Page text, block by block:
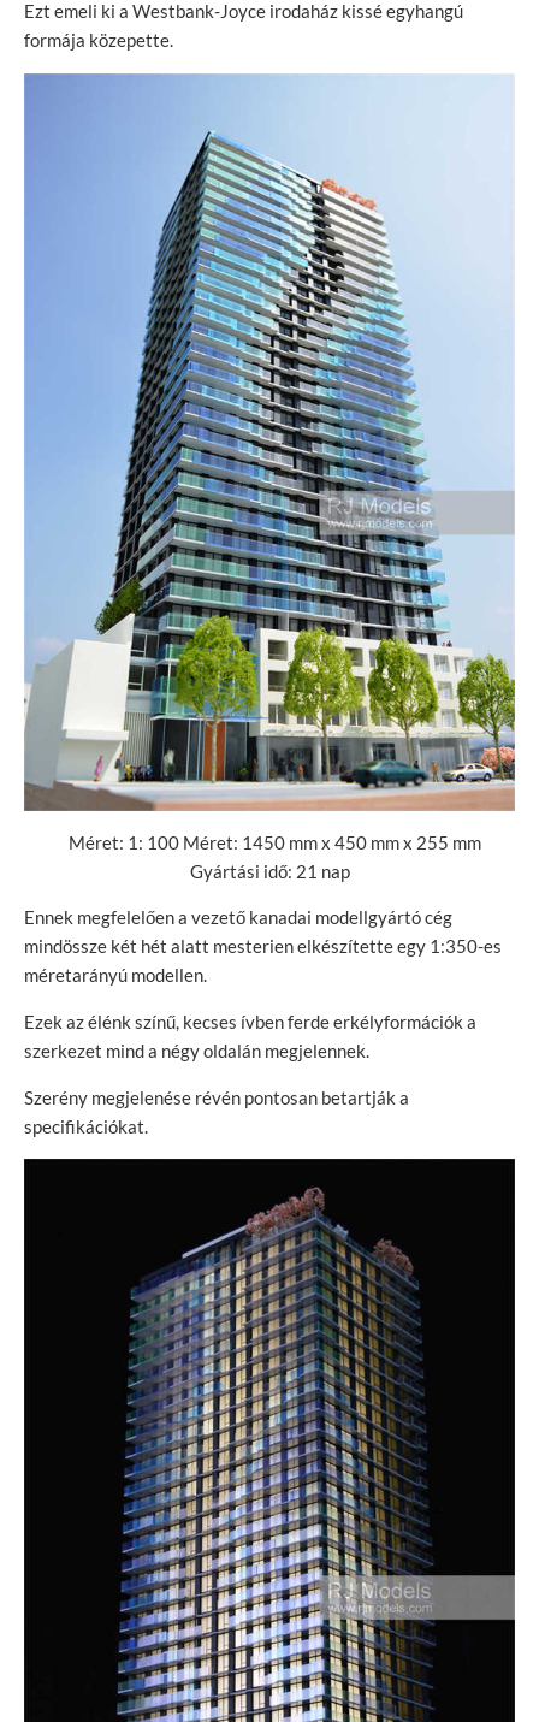
Ezt emeli ki a Westbank-Joyce irodaház kissé egyhangú
formája közepette.
Méret: 1: 100 Méret: 1450 mm x 450 mm x 255 mm
Gyártási idő: 21 nap
Ennek megfelelően a vezető kanadai modellgyártó cég
mindössze két hét alatt mesterien elkészítette egy 1:350-es
méretarányú modellen.
Ezek az élénk színű, kecses ívben ferde erkélyformációk a
szerkezet mind a négy oldalán megjelennek.
Szerény megjelenése révén pontosan betartják a
specifikációkat.